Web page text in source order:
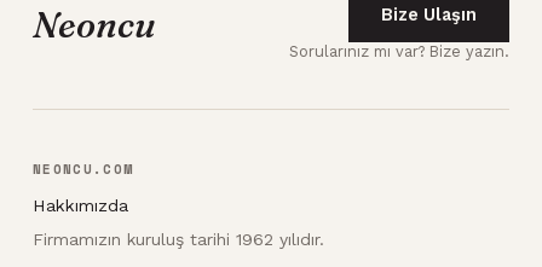
Neoncu Bize Ulaşın
Sorularınız mı var? Bize yazın.
NEONCU.COM
Hakkımızda
Firmamızın kuruluş tarihi 1962 yılıdır.